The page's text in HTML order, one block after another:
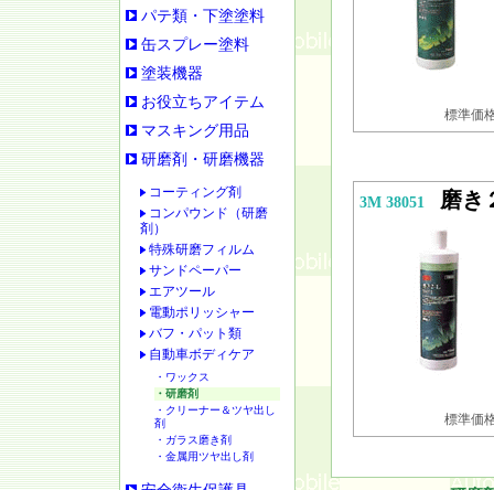
パテ類・下塗塗料
缶スプレー塗料
塗装機器
お役立ちアイテム
マスキング用品
研磨剤・研磨機器
コーティング剤
コンパウンド（研磨
剤）
特殊研磨フィルム
サンドペーパー
エアツール
電動ポリッシャー
バフ・パット類
自動車ボディケア
・ワックス
・研磨剤
・クリーナー＆ツヤ出し
剤
・ガラス磨き剤
・金属用ツヤ出し剤
標準価
3M 38051 磨き
標準価